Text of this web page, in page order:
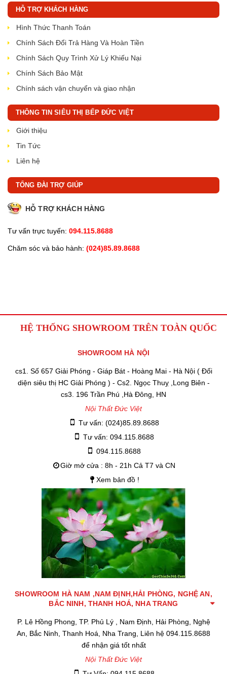
HỖ TRỢ KHÁCH HÀNG
Hình Thức Thanh Toán
Chính Sách Đổi Trả Hàng Và Hoàn Tiền
Chính Sách Quy Trình Xử Lý Khiếu Nại
Chính Sách Bảo Mật
Chính sách vận chuyển và giao nhận
THÔNG TIN SIÊU THỊ BẾP ĐỨC VIỆT
Giới thiệu
Tin Tức
Liên hệ
TỔNG ĐÀI TRỢ GIÚP
HỖ TRỢ KHÁCH HÀNG
Tư vấn trực tuyến: 094.115.8688
Chăm sóc và bảo hành: (024)85.89.8688
HỆ THỐNG SHOWROOM TRÊN TOÀN QUỐC
SHOWROOM HÀ NỘI
cs1. Số 657 Giải Phóng - Giáp Bát - Hoàng Mai - Hà Nội ( Đối
diện siêu thị HC Giải Phóng ) - Cs2. Ngọc Thuỵ ,Long Biên -
cs3. 196 Trần Phú ,Hà Đông, HN
Nội Thất Đức Việt
Tư vấn: (024)85.89.8688
Tư vấn: 094.115.8688
094.115.8688
Giờ mở cửa : 8h - 21h Cả T7 và CN
Xem bản đồ !
SHOWROOM HÀ NAM ,NAM ĐỊNH,HẢI PHÒNG, NGHỆ AN,
BẮC NINH, THANH HOÁ, NHA TRANG
P. Lê Hồng Phong, TP. Phủ Lý , Nam Định, Hải Phòng, Nghệ
An, Bắc Ninh, Thanh Hoá, Nha Trang, Liên hệ 094.115.8688
để nhận giá tốt nhất
Nội Thất Đức Việt